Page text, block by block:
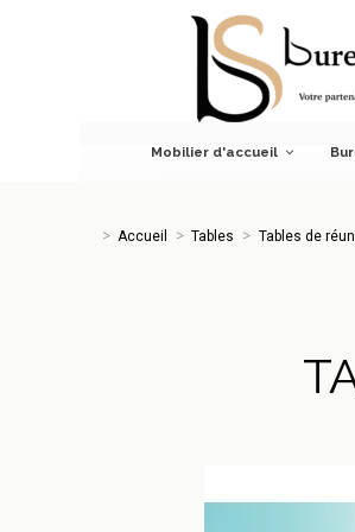
Mobilier d'accueil
Tables Tables de
Accueil Tables Tables de